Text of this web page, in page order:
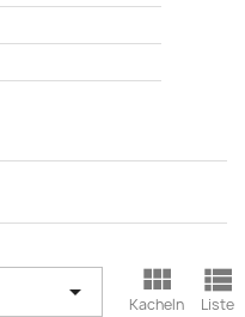
 
Kacheln

Liste